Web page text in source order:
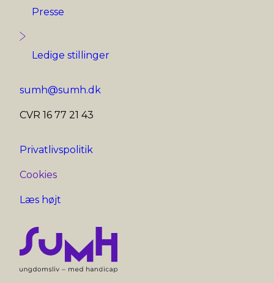
Presse
Ledige stillinger
sumh@sumh.dk
CVR 16 77 21 43
Privatlivspolitik
Cookies
Læs højt